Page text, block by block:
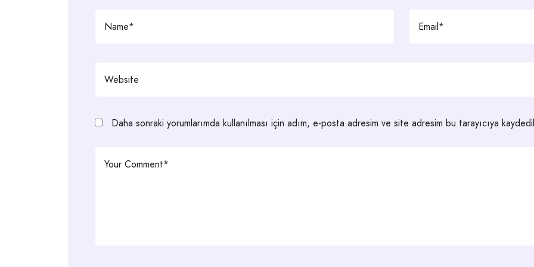
Daha sonraki yorumlarımda kullanılması için adım, e-posta adresim ve site adresim bu tarayıcıya